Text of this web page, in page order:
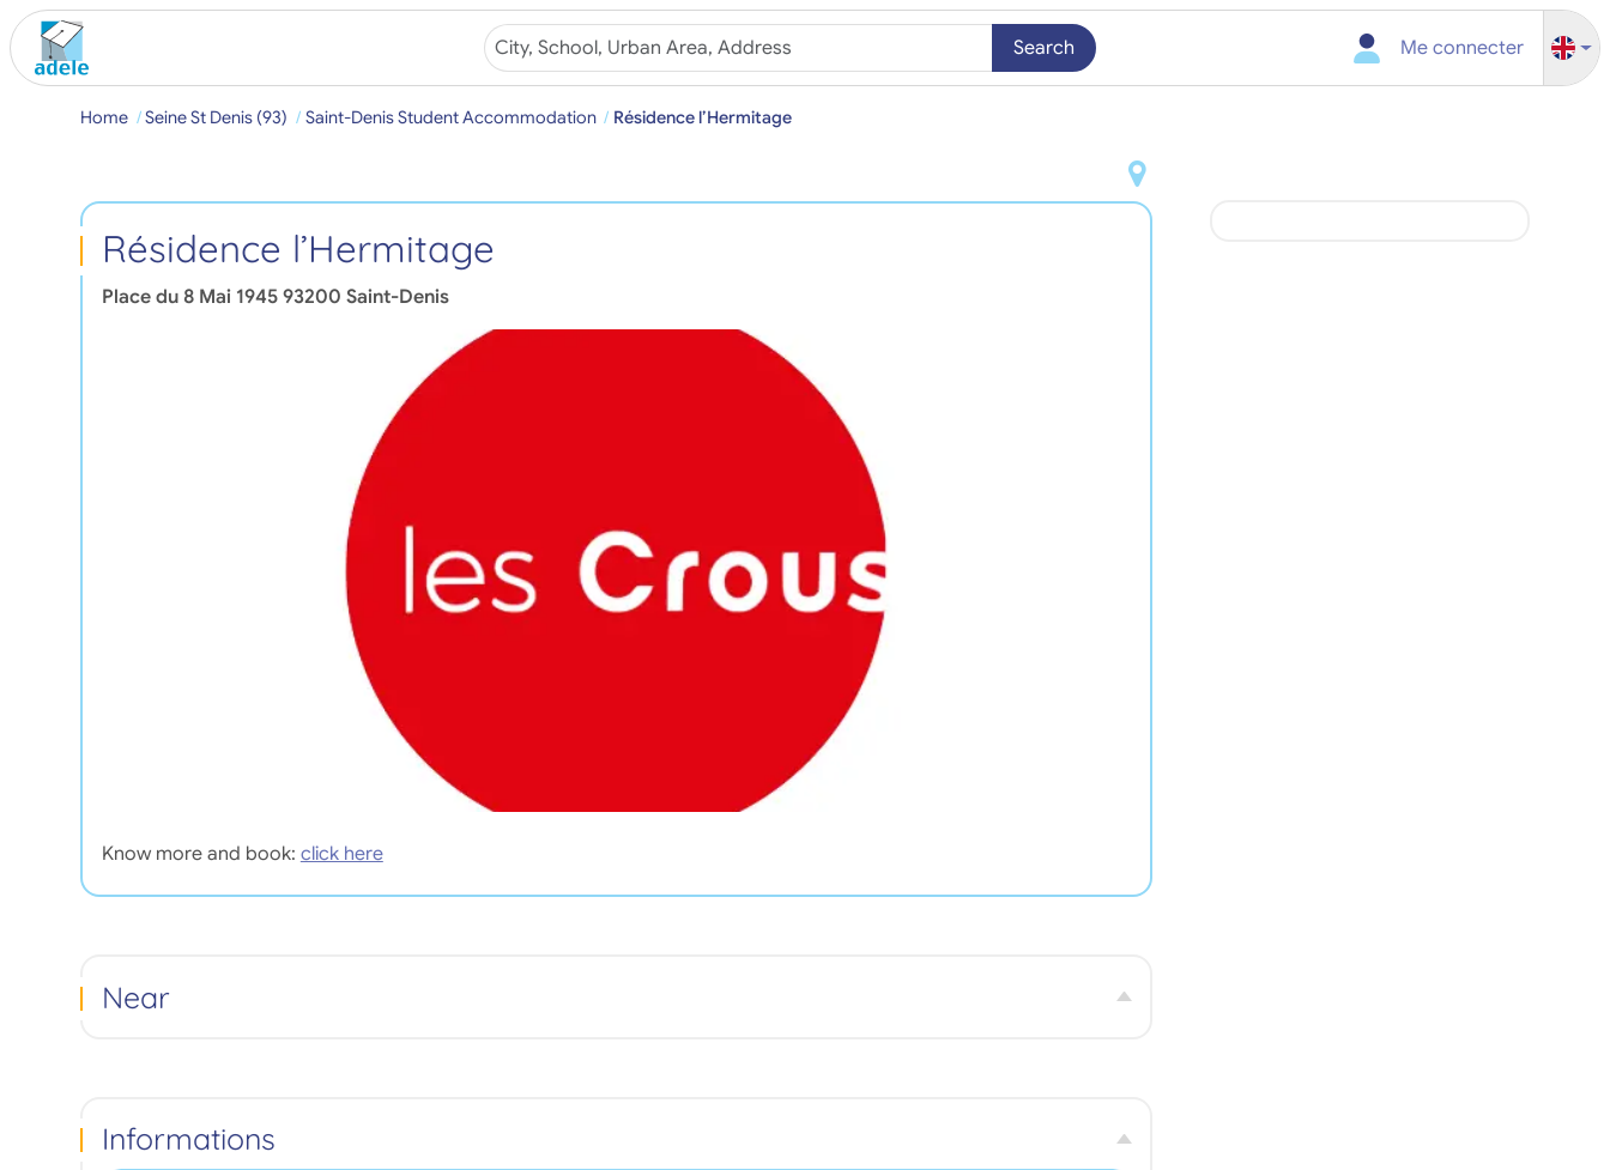
Search Me connecter
Home Seine St Denis (93) Saint-Denis Student Accommodation Résidence l’Hermitage
Résidence l’Hermitage
Place du 8 Mai 1945 93200 Saint-Denis
Know more and book: click here
Near
Informations